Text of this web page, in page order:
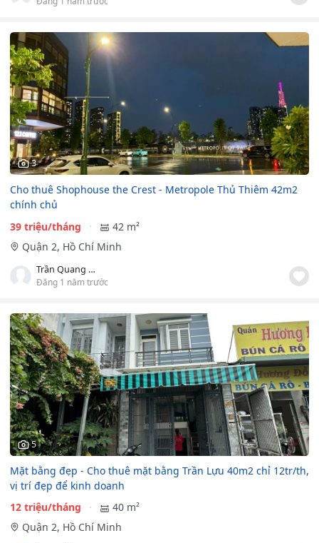
3
Cho thuê Shophouse the Crest - Metropole Thủ Thiêm 42m2
chính chủ
39 triệu/tháng
42 m²
Quận 2, Hồ Chí Minh
Trần Quang Đại
Đăng 1 năm trước
5
Mặt bằng đẹp - Cho thuê mặt bằng Trần Lựu 40m2 chỉ 12tr/th,
vị trí đẹp để kinh doanh
12 triệu/tháng
40 m²
Quận 2, Hồ Chí Minh